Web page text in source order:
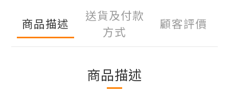
商品描述
送貨及付款
方式
顧客評價
商品描述